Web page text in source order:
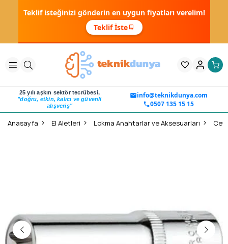
Teklif isteğinizi gönderin en uygun fiyatları verelim!
Teklif İste
25 yılı aşkın sektör tecrübesi,
"doğru, etkin, kalıcı ve güvenli
alışveriş"
info@teknikdunya.com
0507 135 15 15
Anasayfa El Aletleri Lokma Anahtarlar ve Aksesuarları